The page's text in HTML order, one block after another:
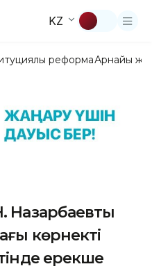
KZ
реформаАрнайы
Назарбаевты
көрнекті
ерекше